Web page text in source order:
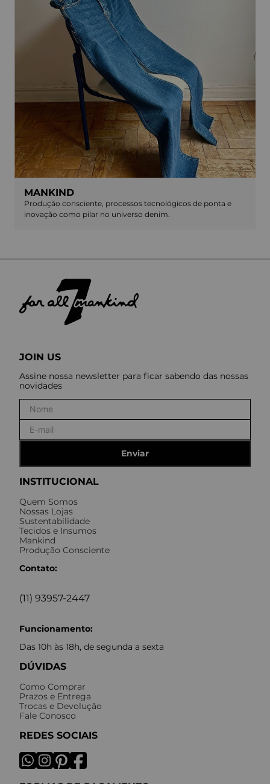
MANKIND
Produção consciente, processos tecnológicos de ponta e
inovação como pilar no universo denim.
INSTITUCIONAL
Quem Somos
Nossas Lojas
Sustentabilidade
Tecidos e Insumos
Mankind
Produção Consciente
Contato:
(11) 93957-2447
Funcionamento:
Das 10h às 18h, de segunda a sexta
DÚVIDAS
Como Comprar
Prazos e Entrega
Trocas e Devolução
Fale Conosco
REDES SOCIAIS
JOIN US
Assine nossa newsletter para ficar sabendo das nossas
novidades
Enviar